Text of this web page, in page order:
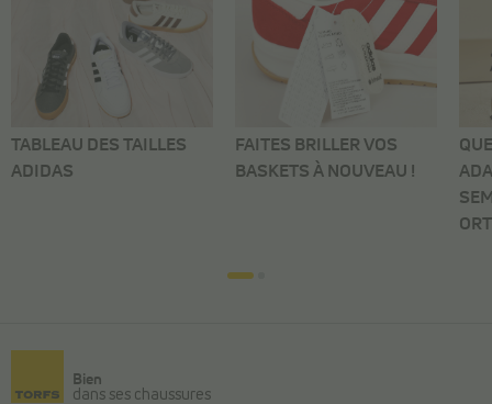
TABLEAU DES TAILLES
ADIDAS
FAITES BRILLER VOS
BASKETS À NOUVEAU !
Bien
dans ses chaussures